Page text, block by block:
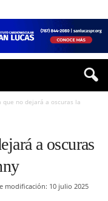
que no dejará a oscuras la
a oscuras
modificación: 10 julio 2025